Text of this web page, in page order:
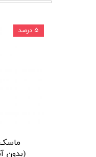
ماسک
(بدون آبکشی)
۵ درصد